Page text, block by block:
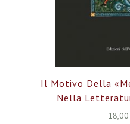
Il Motivo Della
Nella